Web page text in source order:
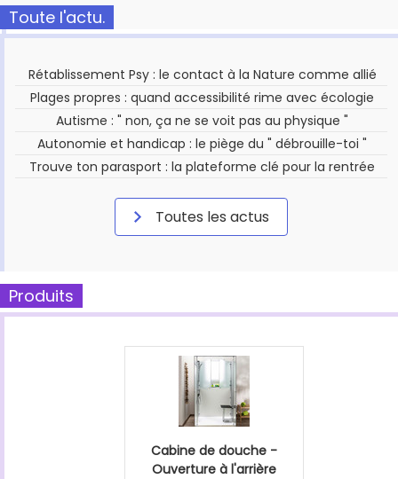
Toute l'actu.
Rétablissement Psy : le contact à la Nature comme allié
Plages propres : quand accessibilité rime avec écologie
Autisme : " non, ça ne se voit pas au physique "
Autonomie et handicap : le piège du " débrouille-toi "
Trouve ton parasport : la plateforme clé pour la rentrée
Toutes les actus
Produits
Cabine de douche -
Ouverture à l'arrière